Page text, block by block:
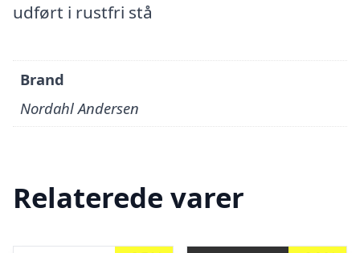
udført i rustfri stå
Brand
Nordahl Andersen
Relaterede varer